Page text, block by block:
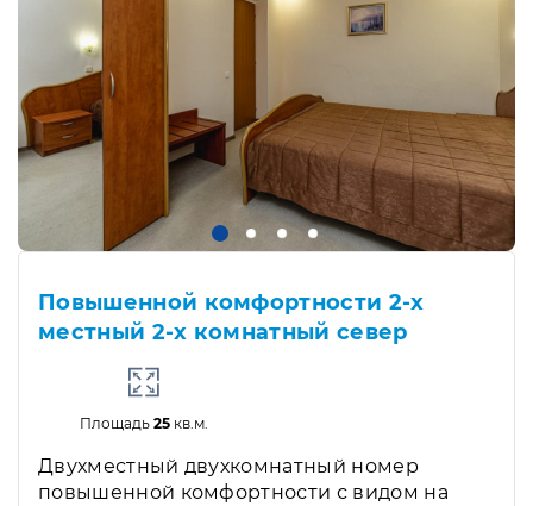
Повышенной комфортности 2-х
местный 2-х комнатный север
Площадь 25кв.м.
Двухместный двухкомнатный номер
повышенной комфортности с видом на